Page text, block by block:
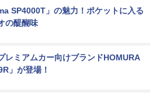
SP4000T」の魅力！ポケットに入る
の醍醐味
レミアムカー向けブランドHOMURA
」が登場！